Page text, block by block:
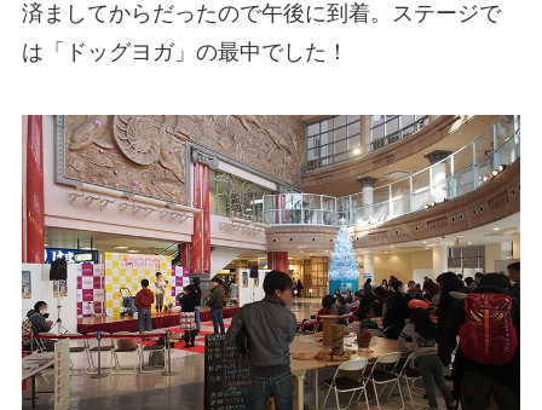
済ましてからだったので午後に到着。ステージで
は「ドッグヨガ」の最中でした！